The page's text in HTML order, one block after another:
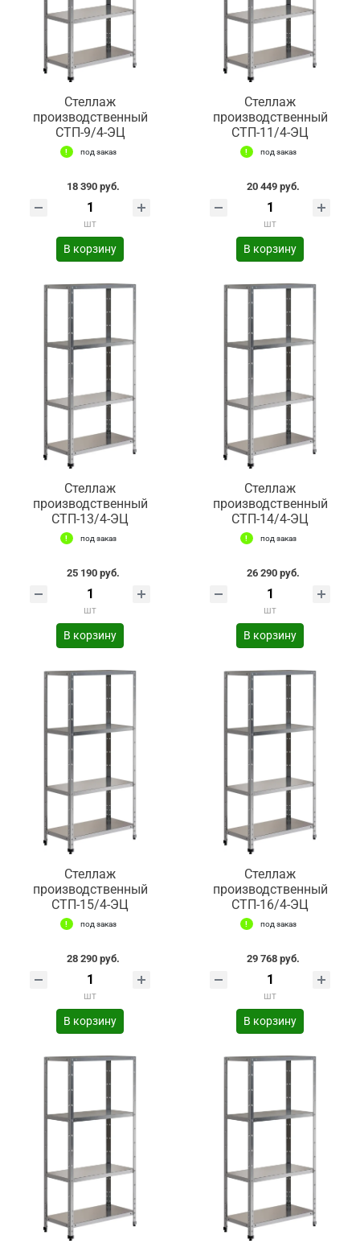
Стеллаж
производственный
СТП-9/4-ЭЦ
под заказ
18 390 руб.
шт
В корзину
Стеллаж
производственный
СТП-11/4-ЭЦ
под заказ
20 449 руб.
шт
В корзину
Стеллаж
производственный
СТП-13/4-ЭЦ
под заказ
25 190 руб.
шт
В корзину
Стеллаж
производственный
СТП-14/4-ЭЦ
под заказ
26 290 руб.
шт
В корзину
Стеллаж
производственный
СТП-15/4-ЭЦ
под заказ
28 290 руб.
шт
В корзину
Стеллаж
производственный
СТП-16/4-ЭЦ
под заказ
29 768 руб.
шт
В корзину